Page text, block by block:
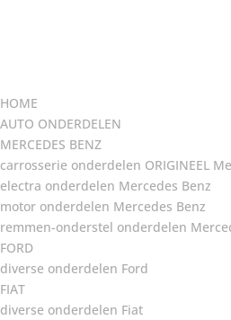
HOME
AUTO ONDERDELEN
MERCEDES BENZ
carrosserie onderdelen ORIGINEEL
electra onderdelen Mercedes Benz
motor onderdelen Mercedes Benz
remmen-onderstel onderdelen
FORD
diverse onderdelen Ford
FIAT
diverse onderdelen Fiat